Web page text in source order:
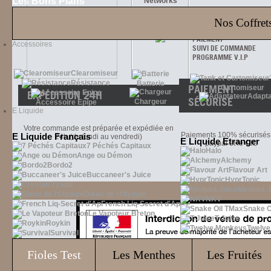
Nos
Accessoires
Clearomiseur
Résistance
Accessoire Epipe
Batterie
Chargeur
Cartomiseur
E Liquide
E Liquide Français
7 Péchés Capitaux
Ange ou Démon
Bordo2
Buccaneer's Juice
Crystal
Dieux de l'Olympe
French Liq-Secret d'Ap
Le Vapoteur Breton
Roykin
Survival
E Liquide Etranger
Halo
Alchemy
Flavour Art
HyprTonic
Medusa
NKV
Snake
T-Juice
Fioles Test Les Menthes Les Fruités
PAIEMENT
SUIVI DE COMMANDE
PROGRAMME V.I.P
EXPÉDITION 24H
Votre commande est préparée et expédiée en
24h (du lundi au vendredi)
PAIEMENT
SÉCURISÉ
Paiements 100%
paypal et le CIC